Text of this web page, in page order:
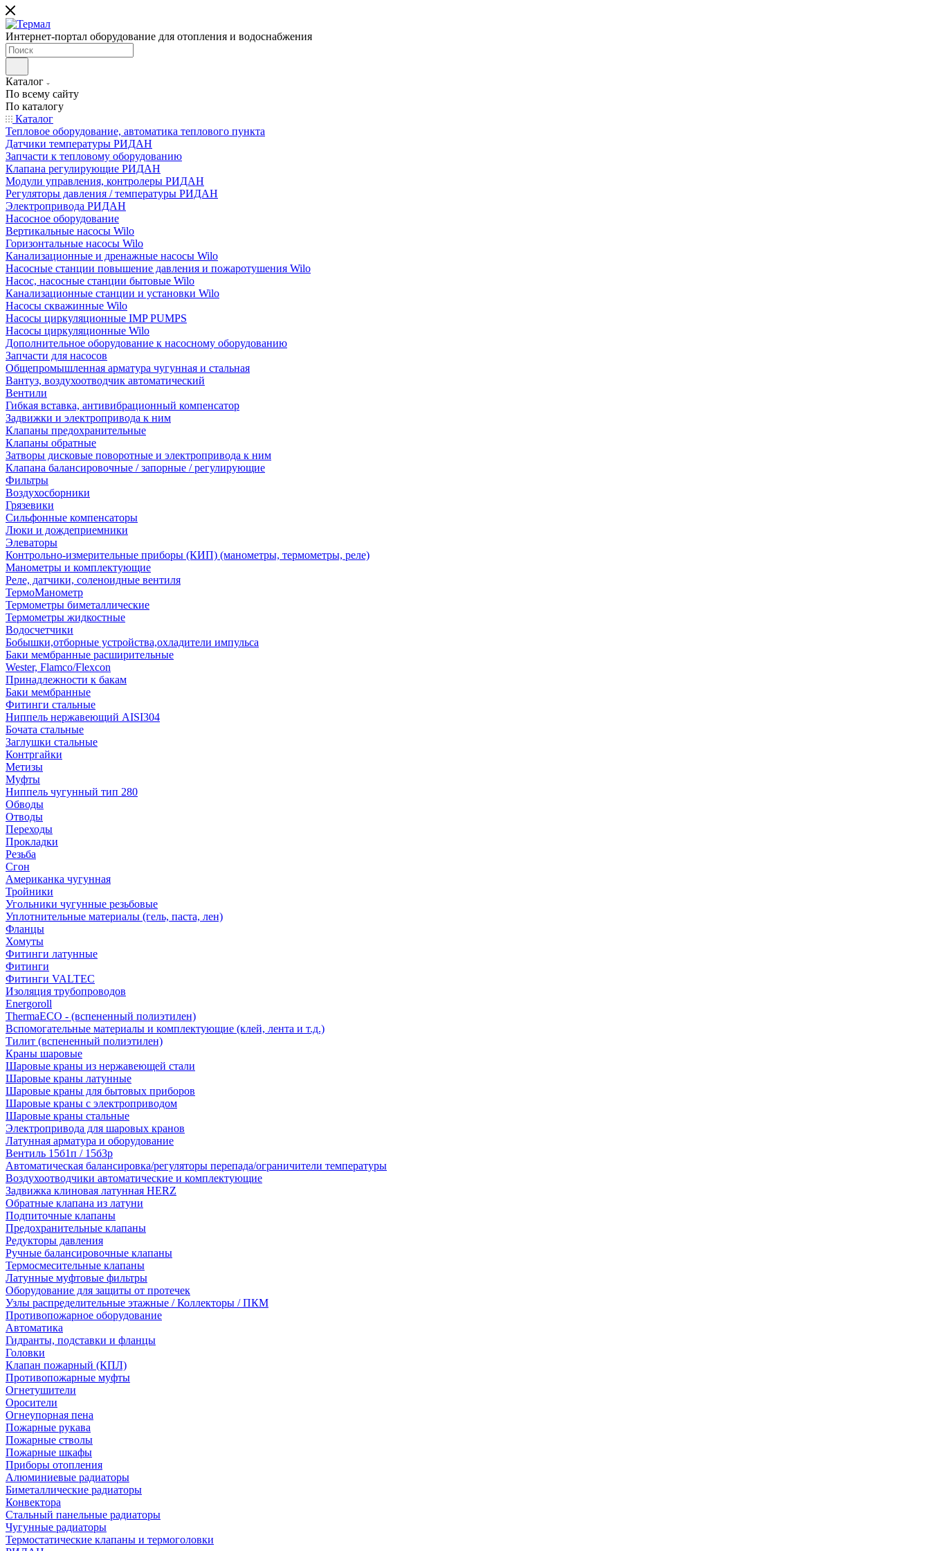
Интернет-портал оборудование для отопления и водоснабжения
Каталог
По всему сайту
По каталогу
Каталог
Тепловое оборудование, автоматика теплового пункта
Датчики температуры РИДАН
Запчасти к тепловому оборудованию
Клапана регулирующие РИДАН
Модули управления, контролеры РИДАН
Регуляторы давления / температуры РИДАН
Электропривода РИДАН
Насосное оборудование
Вертикальные насосы Wilo
Горизонтальные насосы Wilo
Канализационные и дренажные насосы Wilo
Насосные станции повышение давления и пожаротушения Wilo
Насос, насосные станции бытовые Wilo
Канализационные станции и установки Wilo
Насосы скважинные Wilo
Насосы циркуляционные IMP PUMPS
Насосы циркуляционные Wilo
Дополнительное оборудование к насосному оборудованию
Запчасти для насосов
Общепромышленная арматура чугунная и стальная
Вантуз, воздухоотводчик автоматический
Вентили
Гибкая вставка, антивибрационный компенсатор
Задвижки и электропривода к ним
Клапаны предохранительные
Клапаны обратные
Затворы дисковые поворотные и электропривода к ним
Клапана балансировочные / запорные / регулирующие
Фильтры
Воздухосборники
Грязевики
Сильфонные компенсаторы
Люки и дождеприемники
Элеваторы
Контрольно-измерительные приборы (КИП) (манометры, термометры, реле)
Манометры и комплектующие
Реле, датчики, соленоидные вентиля
ТермоМанометр
Термометры биметаллические
Термометры жидкостные
Водосчетчики
Бобышки,отборные устройства,охладители импульса
Баки мембранные расширительные
Wester, Flamco/Flexcon
Принадлежности к бакам
Баки мембранные
Фитинги стальные
Ниппель нержавеющий AISI304
Бочата стальные
Заглушки стальные
Контргайки
Метизы
Муфты
Ниппель чугунный тип 280
Обводы
Отводы
Переходы
Прокладки
Резьба
Сгон
Американка чугунная
Тройники
Угольники чугунные резьбовые
Уплотнительные материалы (гель, паста, лен)
Фланцы
Хомуты
Фитинги латунные
Фитинги
Фитинги VALTEC
Изоляция трубопроводов
Energoroll
ThermaECO - (вспененный полиэтилен)
Вспомогательные материалы и комплектующие (клей, лента и т.д.)
Тилит (вспененный полиэтилен)
Краны шаровые
Шаровые краны из нержавеющей стали
Шаровые краны латунные
Шаровые краны для бытовых приборов
Шаровые краны с электроприводом
Шаровые краны стальные
Электропривода для шаровых кранов
Латунная арматура и оборудование
Вентиль 15б1п / 15б3р
Автоматическая балансировка/регуляторы перепада/ограничители температуры
Воздухоотводчики автоматические и комплектующие
Задвижка клиновая латунная HERZ
Обратные клапана из латуни
Подпиточные клапаны
Предохранительные клапаны
Редукторы давления
Ручные балансировочные клапаны
Термосмесительные клапаны
Латунные муфтовые фильтры
Оборудование для защиты от протечек
Узлы распределительные этажные / Коллекторы / ПКМ
Противопожарное оборудование
Автоматика
Гидранты, подставки и фланцы
Головки
Клапан пожарный (КПЛ)
Противопожарные муфты
Огнетушители
Оросители
Огнеупорная пена
Пожарные рукава
Пожарные стволы
Пожарные шкафы
Приборы отопления
Алюминиевые радиаторы
Биметаллические радиаторы
Конвектора
Стальный панельные радиаторы
Чугунные радиаторы
Термостатические клапаны и термоголовки